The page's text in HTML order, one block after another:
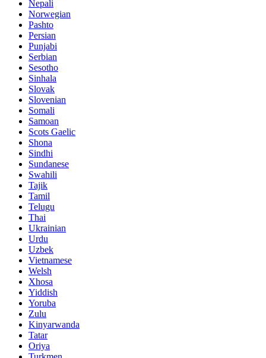
Nepali
Norwegian
Pashto
Persian
Punjabi
Serbian
Sesotho
Sinhala
Slovak
Slovenian
Somali
Samoan
Scots Gaelic
Shona
Sindhi
Sundanese
Swahili
Tajik
Tamil
Telugu
Thai
Ukrainian
Urdu
Uzbek
Vietnamese
Welsh
Xhosa
Yiddish
Yoruba
Zulu
Kinyarwanda
Tatar
Oriya